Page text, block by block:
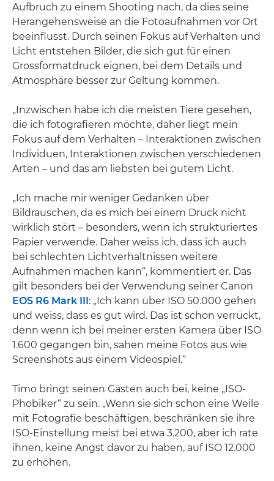
Aufbruch zu einem Shooting nach, da dies seine
Herangehensweise an die Fotoaufnahmen vor Ort
beeinflusst. Durch seinen Fokus auf Verhalten und
Licht entstehen Bilder, die sich gut für einen
Grossformatdruck eignen, bei dem Details und
Atmosphäre besser zur Geltung kommen.
„Inzwischen habe ich die meisten Tiere gesehen,
die ich fotografieren möchte, daher liegt mein
Fokus auf dem Verhalten – Interaktionen zwischen
Individuen, Interaktionen zwischen verschiedenen
Arten – und das am liebsten bei gutem Licht.
„Ich mache mir weniger Gedanken über
Bildrauschen, da es mich bei einem Druck nicht
wirklich stört – besonders, wenn ich strukturiertes
Papier verwende. Daher weiss ich, dass ich auch
bei schlechten Lichtverhältnissen weitere
Aufnahmen machen kann“, kommentiert er. Das
gilt besonders bei der Verwendung seiner Canon
EOS R6 Mark III: „Ich kann über ISO 50.000 gehen
und weiss, dass es gut wird. Das ist schon verrückt,
denn wenn ich bei meiner ersten Kamera über ISO
1.600 gegangen bin, sahen meine Fotos aus wie
Screenshots aus einem Videospiel.“
Timo bringt seinen Gästen auch bei, keine „ISO-
Phobiker“ zu sein. „Wenn sie sich schon eine Weile
mit Fotografie beschäftigen, beschränken sie ihre
ISO-Einstellung meist bei etwa 3.200, aber ich rate
ihnen, keine Angst davor zu haben, auf ISO 12.000
zu erhöhen.